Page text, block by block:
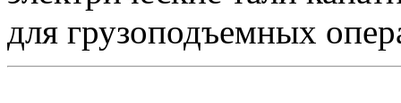
для грузоподъемных